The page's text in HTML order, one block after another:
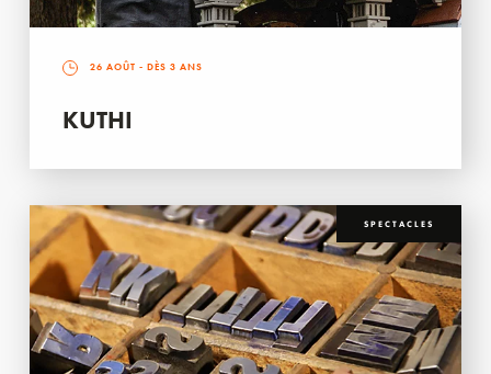
26 AOÛT - DÈS 3 ANS
KUTHI
SPECTACLES